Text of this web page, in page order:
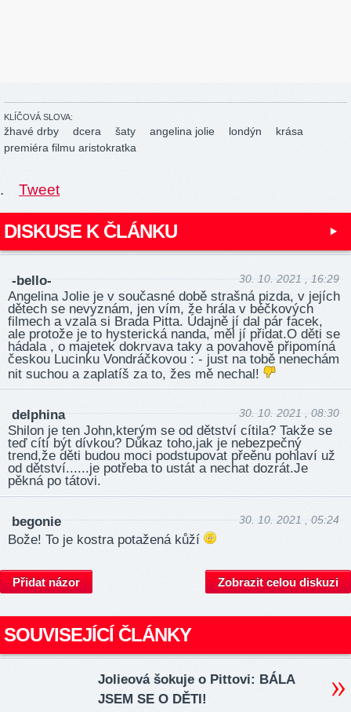
KLÍČOVÁ SLOVA:
žhavé drby dcera šaty angelina jolie londýn
krása
premiéra filmu aristokratka
. Tweet
DISKUSE K ČLÁNKU
-bello- 30. 10. 2021 , 16:29
Angelina Jolie je v současné době strašná pizda, v jejích
dětech se nevyznám, jen vím, že hrála v béčkových
filmech a vzala si Brada Pitta. Údajně jí dal pár facek,
ale protože je to hysterická nanda, měl jí přidat.O děti se
hádala , o majetek dokrvava taky a povahově připomíná
českou Lucinku Vondráčkovou : - just na tobě nenechám
nit suchou a zaplatíš za to, žes mě nechal!
delphina 30. 10. 2021 , 08:30
Shilon je ten John,kterým se od dětství cítila? Takže se
teď cítí být dívkou? Důkaz toho,jak je nebezpečný
trend,že děti budou moci podstupovat přeěnu pohlaví už
od dětství......je potřeba to ustát a nechat dozrát.Je
pěkná po tátovi.
begonie 30. 10. 2021 , 05:24
Bože! To je kostra potažená kůží
Přidat názor Zobrazit celou diskuzi
SOUVISEJÍCÍ ČLÁNKY
Jolieová šokuje o Pittovi: BÁLA
JSEM SE O DĚTI!